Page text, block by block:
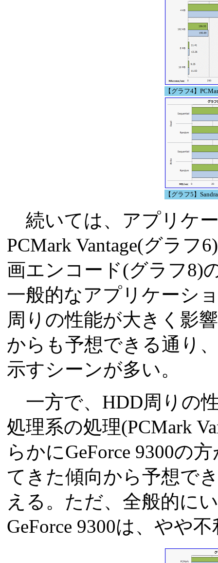
【グラフ4】
【グラフ5】
続いては、アプリケ
PCMark Vantage(グラフ
画エンコード(グラフ8)
一般的なアプリケーシ
周りの性能が大きく影
からも予想できる通り
示すシーンが多い。
一方で、HDD周りの
処理系の処理(PCMark
らかにGeForce 9300の
てきた傾向から予想で
える。ただ、全般的に
GeForce 9300は、やや